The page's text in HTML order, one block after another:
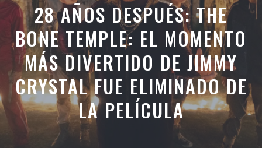
28 AÑOS DESPUÉS: THE
BONE TEMPLE: EL MOMENTO
MÁS DIVERTIDO DE JIMMY
CRYSTAL FUE ELIMINADO DE
LA PELÍCULA